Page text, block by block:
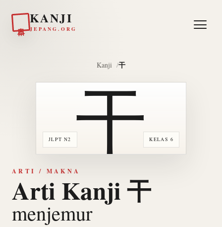
KANJI
JEPANG.ORG
Kanji 干
JLPT N2 KELAS 6
干
ARTI / MAKNA
Arti Kanji 干
menjemur